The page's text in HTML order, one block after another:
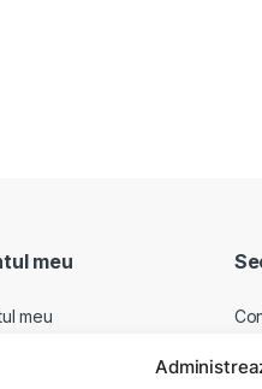
meu
meu